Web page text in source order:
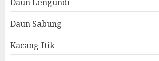
Daun Sabung
Kacang Itik